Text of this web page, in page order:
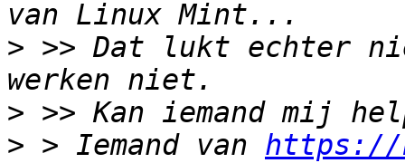
> >> Dat lukt echter
>
> > Iemand van https://